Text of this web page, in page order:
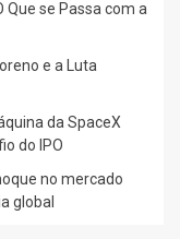
Que se Passa com a
e a Luta
da SpaceX
do IPO
no mercado
global